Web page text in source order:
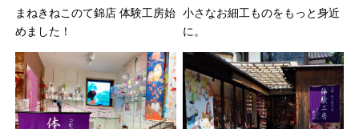
まねきねこのて錦店 体験工房始
めました！
小さなお細工ものをもっと身近
に。